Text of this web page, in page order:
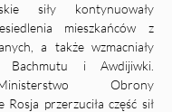
siły kontynuowały
mieszkańców z
a także wzmacniały
Bachmutu i Awdijiwki.
Obrony
Rosja przerzuciła część sił